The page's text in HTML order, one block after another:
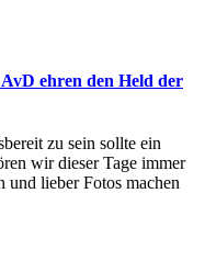
ehren den Held der
zu sein sollte ein
wir dieser Tage immer
lieber Fotos machen